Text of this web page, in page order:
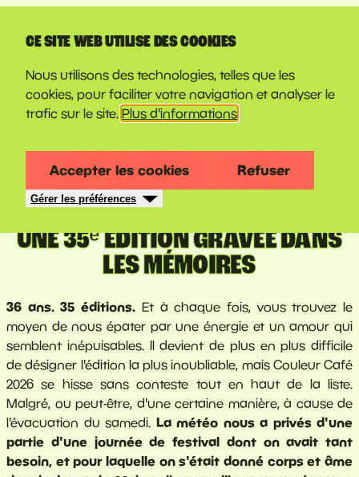
30 juin 2026
UNE 35ᵉ ÉDITION GRAVÉE DANS
LES MÉMOIRES
36 ans. 35 éditions. Et à chaque fois, vous trouvez le
moyen de nous épater par une énergie et un amour qui
semblent inépuisables. Il devient de plus en plus difficile
de désigner l'édition la plus inoubliable, mais Couleur Café
2026 se hisse sans conteste tout en haut de la liste.
Malgré, ou peut-être, d'une certaine manière, à cause de
l'évacuation du samedi. La météo nous a privés d'une
partie d'une journée de festival dont on avait tant
besoin, et pour laquelle on s'était donné corps et âme
CE SITE WEB UTILISE DES COOKIES
Nous utilisons des technologies, telles que les
cookies, pour faciliter votre navigation et analyser le
trafic sur le site. Plus d'informations
Accepter les cookies Refuser
Gérer les préférences